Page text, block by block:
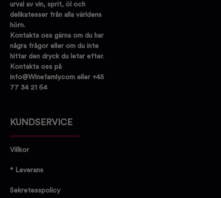
urval av vin, sprit, öl och
delikatesser från alla världens
hörn.
Kontakta oss gärna om du har
några frågor eller om du inte
hittar den dryck du letar efter.
Kontakta oss på
info@Winefamly.com eller +45
77 34 21 64
KUNDSERVICE
Villkor
* Leverans
Sekretesspolicy